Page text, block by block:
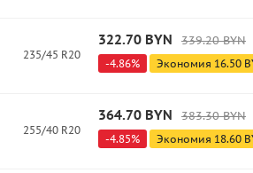
235/45 R20
322.70 BYN 339.20BYN
-4.86% Экономия 16.50
255/40 R20
364.70 BYN 383.30BYN
-4.85% Экономия 18.60